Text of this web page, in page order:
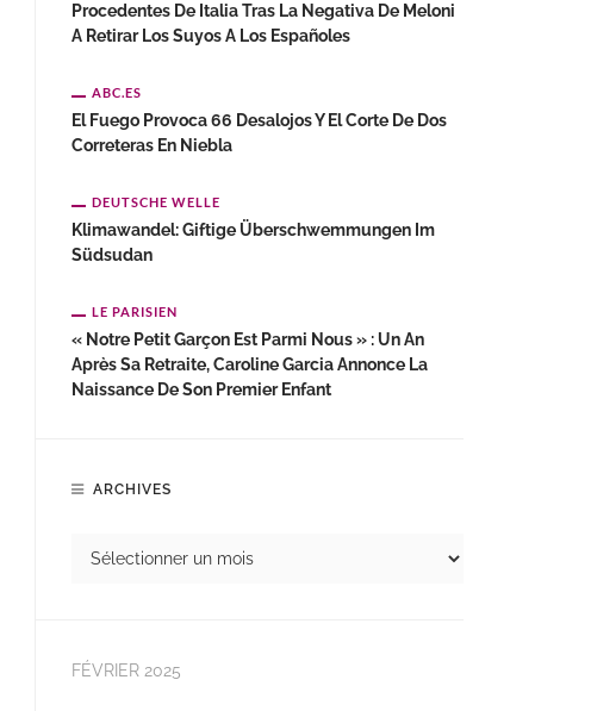
Procedentes De Italia Tras La Negativa De Meloni
A Retirar Los Suyos A Los Españoles
ABC.ES
El Fuego Provoca 66 Desalojos Y El Corte De Dos
Correteras En Niebla
DEUTSCHE WELLE
Klimawandel: Giftige Überschwemmungen Im
Südsudan
LE PARISIEN
« Notre Petit Garçon Est Parmi Nous » : Un An
Après Sa Retraite, Caroline Garcia Annonce La
Naissance De Son Premier Enfant
ARCHIVES
FÉVRIER 2025